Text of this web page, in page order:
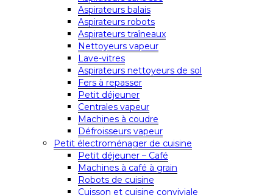
Aspirateurs balais
Aspirateurs robots
Aspirateurs traîneaux
Nettoyeurs vapeur
Lave-vitres
Aspirateurs nettoyeurs de sol
Fers à repasser
Petit déjeuner
Centrales vapeur
Machines à coudre
Défroisseurs vapeur
Petit électroménager de cuisine
Petit déjeuner – Café
Machines à café à grain
Robots de cuisine
Cuisson et cuisine conviviale